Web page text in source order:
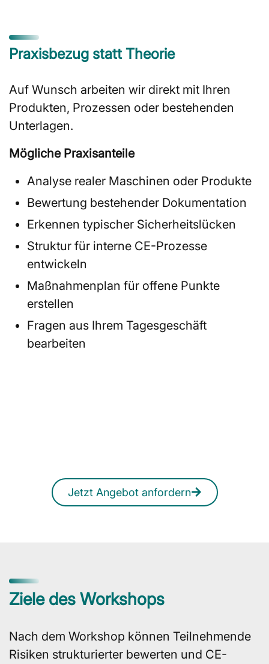
Praxisbezug statt Theorie
Auf Wunsch arbeiten wir direkt mit Ihren
Produkten, Prozessen oder bestehenden
Unterlagen.
Mögliche Praxisanteile
Analyse realer Maschinen oder Produkte
Bewertung bestehender Dokumentation
Erkennen typischer Sicherheitslücken
Struktur für interne CE-Prozesse
entwickeln
Maßnahmenplan für offene Punkte
erstellen
Fragen aus Ihrem Tagesgeschäft
bearbeiten
Jetzt Angebot anfordern
Ziele des Workshops
Nach dem Workshop können Teilnehmende
Risiken strukturierter bewerten und CE-